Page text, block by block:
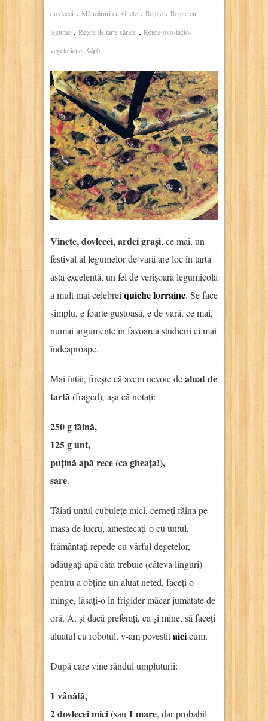
dovlecei , Mâncăruri cu vinete , Rețete , Rețete cu
legume , Rețete de tarte sărate , Rețete ovo-lacto-
vegetariene
0
Vinete, dovlecei, ardei grași, ce mai, un
festival al legumelor de vară are loc în tarta
asta excelentă, un fel de verișoară legumicolă
a mult mai celebrei quiche lorraine. Se face
simplu, e foarte gustoasă, e de vară, ce mai,
numai argumente în favoarea studierii ei mai
îndeaproape.
Mai întâi, firește că avem nevoie dealuat de
tartă(fraged), așa că notați:
250 g făină,
125 g unt,
puținăapă rece(ca gheața!),
sare.
Tăiați untul cubulețe mici, cerneți făina pe
masa de lucru, amestecați-o cu untul,
frământați repede cu vârful degetelor,
adăugați apă câtă trebuie (câteva linguri)
pentru a obține un aluat neted, faceți o
minge, lăsați-o în frigider măcar jumătate de
oră. A, și dacă preferați, ca și mine, să faceți
aluatul cu robotul, v-am povestitaicicum.
După care vine rândul umpluturii:
1 vânătă,
2 dovlecei mici(sau 1 mare, dar probabil